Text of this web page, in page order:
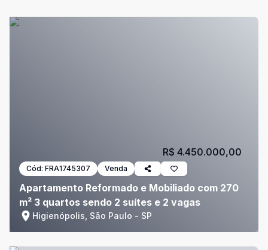
Cód: FRA1745307 Venda
Apartamento Reformado e Mobiliado com 270
m² 3 quartos sendo 2 suítes e 2 vagas
Higienópolis, São Paulo - SP
R$ 4.450.000,00